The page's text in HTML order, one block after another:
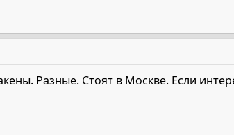
Разные. Стоят в Москве. Если